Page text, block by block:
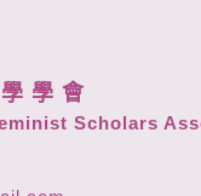
學 會
Scholars